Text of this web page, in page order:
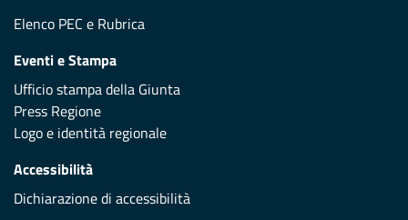
Elenco PEC e Rubrica
Eventi e Stampa
Ufficio stampa della Giunta
Press Regione
Logo e identità regionale
Accessibilità
Dichiarazione di accessibilità